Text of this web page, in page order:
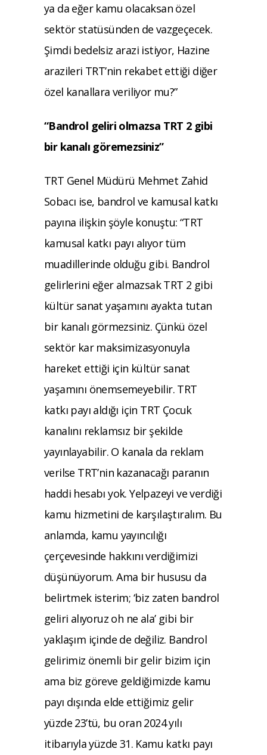
ya da eğer kamu olacaksan özel
sektör statüsünden de vazgeçecek.
Şimdi bedelsiz arazi istiyor, Hazine
arazileri TRT’nin rekabet ettiği diğer
özel kanallara veriliyor mu?”
“Bandrol geliri olmazsa TRT 2 gibi
bir kanalı göremezsiniz”
TRT Genel Müdürü Mehmet Zahid
Sobacı ise, bandrol ve kamusal katkı
payına ilişkin şöyle konuştu: “TRT
kamusal katkı payı alıyor tüm
muadillerinde olduğu gibi. Bandrol
gelirlerini eğer almazsak TRT 2 gibi
kültür sanat yaşamını ayakta tutan
bir kanalı görmezsiniz. Çünkü özel
sektör kar maksimizasyonuyla
hareket ettiği için kültür sanat
yaşamını önemsemeyebilir. TRT
katkı payı aldığı için TRT Çocuk
kanalını reklamsız bir şekilde
yayınlayabilir. O kanala da reklam
verilse TRT’nin kazanacağı paranın
haddi hesabı yok. Yelpazeyi ve verdiği
kamu hizmetini de karşılaştıralım. Bu
anlamda, kamu yayıncılığı
çerçevesinde hakkını verdiğimizi
düşünüyorum. Ama bir hususu da
belirtmek isterim; ‘biz zaten bandrol
geliri alıyoruz oh ne ala’ gibi bir
yaklaşım içinde de değiliz. Bandrol
gelirimiz önemli bir gelir bizim için
ama biz göreve geldiğimizde kamu
payı dışında elde ettiğimiz gelir
yüzde 23’tü, bu oran 2024 yılı
itibarıyla yüzde 31. Kamu katkı payı